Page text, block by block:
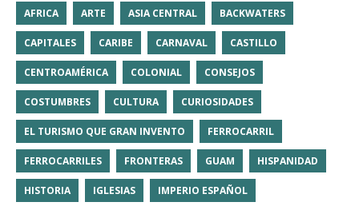
AFRICA ARTE ASIA CENTRAL BACKWATERS
CAPITALES CARIBE CARNAVAL CASTILLO
CENTROAMÉRICA COLONIAL CONSEJOS
COSTUMBRES CULTURA CURIOSIDADES
EL TURISMO QUE GRAN INVENTO FERROCARRIL
FERROCARRILES FRONTERAS GUAM HISPANIDAD
HISTORIA IGLESIAS IMPERIO ESPAÑOL